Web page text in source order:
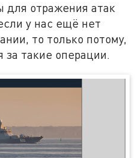
для отражения атак
у нас ещё нет
то только потому,
за такие операции.